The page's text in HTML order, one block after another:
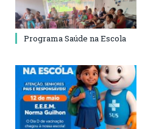
Programa Saúde na Escola